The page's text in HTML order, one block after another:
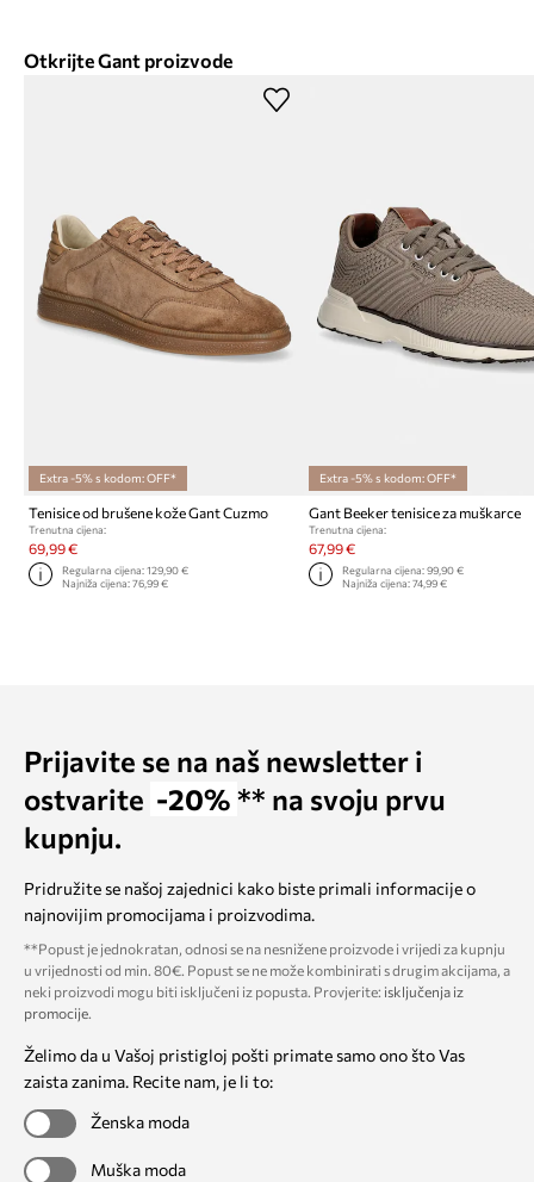
Otkrijte Gant proizvode
Extra -5% s kodom: OFF*
Tenisice od brušene kože Gant Cuzmo
Trenutna cijena:
69,99 €
Regularna cijena:129,90 €
Najniža cijena:76,99 €
Extra -5% s kodom: OFF*
Gant Beeker tenisice za muškarce
Trenutna cijena:
67,99 €
Regularna cijena: 99,90 €
Najniža cijena: 74,99 €
Prijavite se na naš newsletter i
ostvarite -20% ** na svoju prvu
kupnju.
Pridružite se našoj zajednici kako biste primali informacije o
najnovijim promocijama i proizvodima.
**Popust je jednokratan, odnosi se na nesnižene proizvode i vrijedi za kupnju
u vrijednosti od min. 80€. Popust se ne može kombinirati s drugim akcijama, a
neki proizvodi mogu biti isključeni iz popusta. Provjerite: isključenja iz
promocije.
Želimo da u Vašoj pristigloj pošti primate samo ono što Vas
zaista zanima. Recite nam, je li to:
Ženska moda
Muška moda